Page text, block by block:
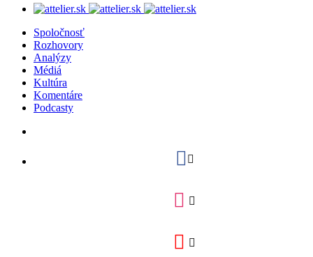
Spoločnosť
Rozhovory
Analýzy
Médiá
Kultúra
Komentáre
Podcasty